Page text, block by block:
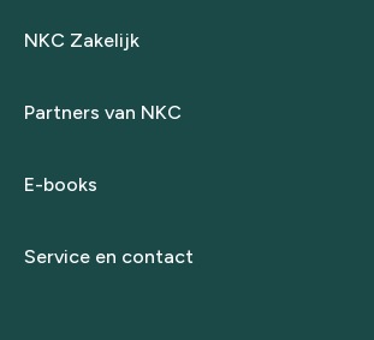
NKC Zakelijk
Partners van NKC
E-books
Service en contact